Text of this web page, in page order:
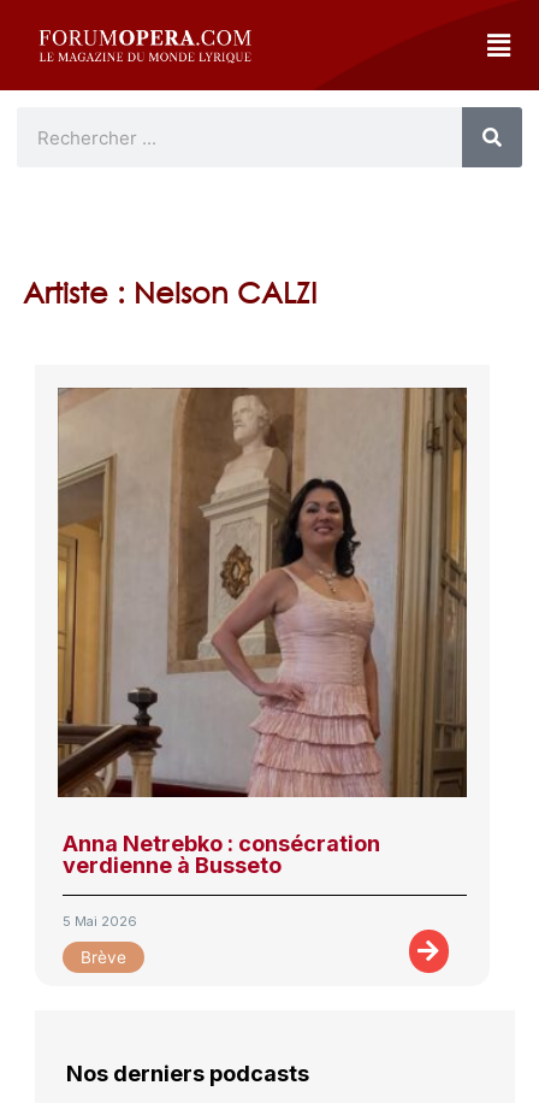
Artiste : Nelson CALZI
Anna Netrebko : consécration
verdienne à Busseto
5 Mai 2026
Brève
Nos derniers podcasts